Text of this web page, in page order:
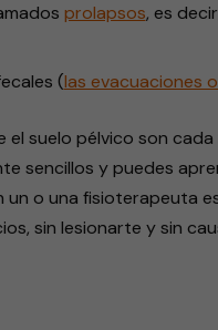
prolapsos, es
(las evacuaciones
suelo pélvico son
sencillos y puedes
un o una fisioterapeuta
sin lesionarte y sin